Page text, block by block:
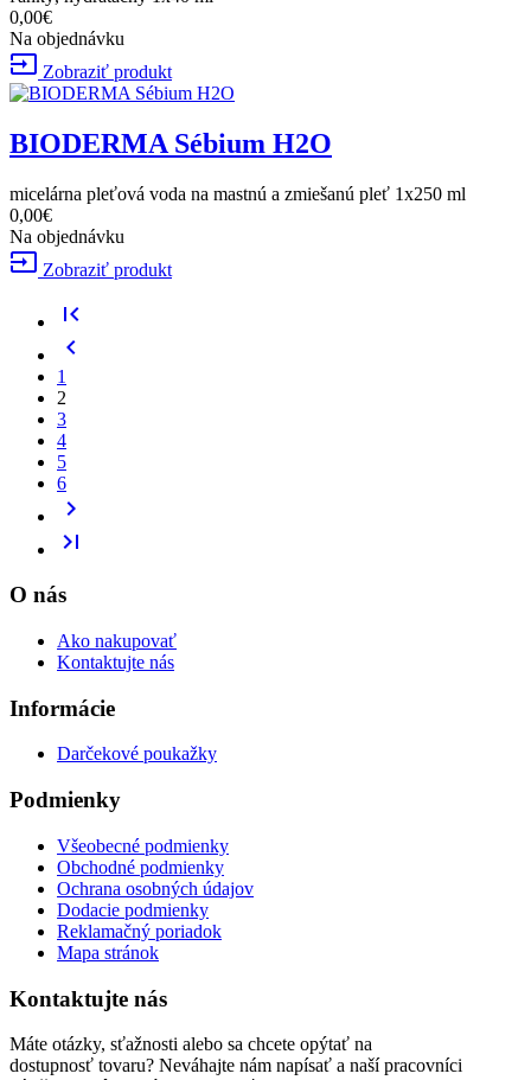
0,00€
Na objednávku
input Zobraziť produkt
BIODERMA Sébium H2O
micelárna pleťová voda na mastnú a zmiešanú pleť 1x250 ml
0,00€
Na objednávku
input Zobraziť produkt
first_page
chevron_left
1
2
3
4
5
6
chevron_right
last_page
O nás
Ako nakupovať
Kontaktujte nás
Informácie
Darčekové poukažky
Podmienky
Všeobecné podmienky
Obchodné podmienky
Ochrana osobných údajov
Dodacie podmienky
Reklamačný poriadok
Mapa stránok
Kontaktujte nás
Máte otázky, sťažnosti alebo sa chcete opýtať na
dostupnosť tovaru? Neváhajte nám napísať a naší pracovníci